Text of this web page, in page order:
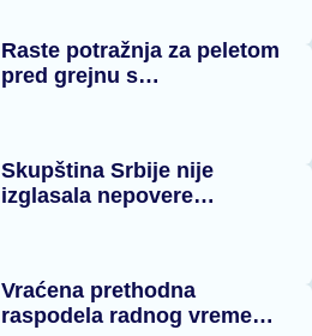
Raste potražnja za peletom
pred grejnu s…
Skupština Srbije nije
izglasala nepovere…
Vraćena prethodna
raspodela radnog vreme…